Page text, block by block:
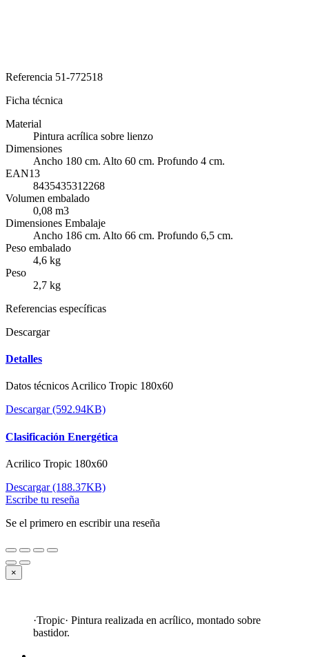
Referencia 51-772518
Ficha técnica
Material
Pintura acrílica sobre lienzo
Dimensiones
Ancho 180 cm. Alto 60 cm. Profundo 4 cm.
EAN13
8435435312268
Volumen embalado
0,08 m3
Dimensiones Embalaje
Ancho 186 cm. Alto 66 cm. Profundo 6,5 cm.
Peso embalado
4,6 kg
Peso
2,7 kg
Referencias específicas
Descargar
Detalles
Datos técnicos Acrilico Tropic 180x60
Descargar (592.94KB)
Clasificación Energética
Acrilico Tropic 180x60
Descargar (188.37KB)
Escribe tu reseña
Se el primero en escribir una reseña
×
·Tropic· Pintura realizada en acrílico, montado sobre
bastidor.